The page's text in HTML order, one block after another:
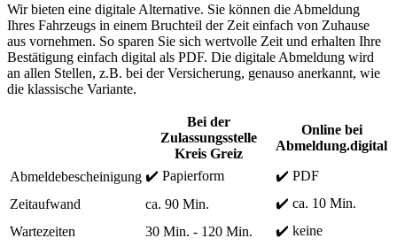
Wir bieten eine digitale Alternative. Sie können die Abmeldung
Ihres Fahrzeugs in einem Bruchteil der Zeit einfach von Zuhause
aus vornehmen. So sparen Sie sich wertvolle Zeit und erhalten Ihre
Bestätigung einfach digital als PDF. Die digitale Abmeldung wird
an allen Stellen, z.B. bei der Versicherung, genauso anerkannt, wie
die klassische Variante.
Bei der
Zulassungsstelle
Kreis Greiz
Online bei
Abmeldung.digital
Abmeldebescheinigung ✔️ Papierform
✔️ PDF
Zeitaufwand
ca. 90 Min.
✔️ ca. 10 Min.
Wartezeiten
30 Min. - 120 Min. ✔️ keine